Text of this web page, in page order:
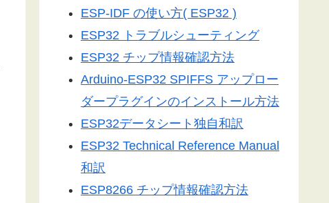
スマートフォン
3Dプリンター
ライブラリ
工具／測定器
アプリ
ツール
便利グッズ
ESP-IDF の使い方( ESP32 )
ESP32 トラブルシューティング
ESP32 チップ情報確認方法
Arduino-ESP32 SPIFFS アップロー
ダープラグインのインストール方法
ESP32データシート独自和訳
ESP32 Technical Reference Manual
和訳
ESP8266 チップ情報確認方法